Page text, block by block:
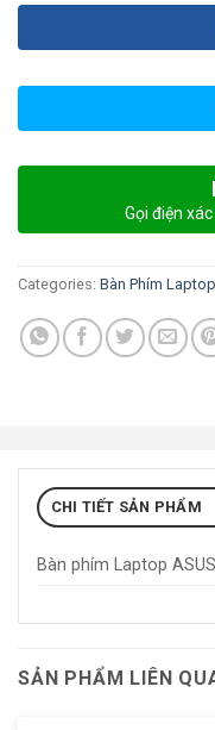
Gọi điện
Categories: Bàn Phím Laptop
CHI TIẾT SẢN PHẨM
Bàn phím Laptop
SẢN PHẨM LIÊN